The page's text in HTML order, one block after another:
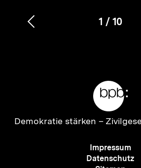
1
von
/ 10
Vorherigen
Zur
Demokratie stärken –
Meta-
Impressum
Datenschutz